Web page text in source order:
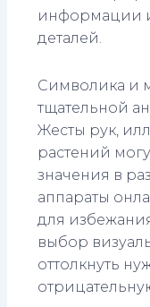
информации
деталей.
Символика и
тщательной
Жесты рук,
растений
значения в
аппараты
для
выбор
оттолкнуть